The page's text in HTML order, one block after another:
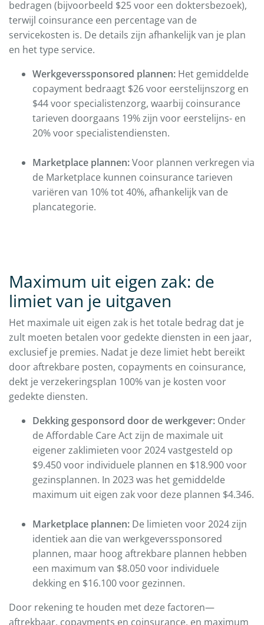
bedragen (bijvoorbeeld $25 voor een doktersbezoek),
terwijl coinsurance een percentage van de
servicekosten is. De details zijn afhankelijk van je plan
en het type service.
Werkgeverssponsored plannen: Het gemiddelde
copayment bedraagt $26 voor eerstelijnszorg en
$44 voor specialistenzorg, waarbij coinsurance
tarieven doorgaans 19% zijn voor eerstelijns- en
20% voor specialistendiensten.
Marketplace plannen:Voor plannen verkregen via
de Marketplace kunnen coinsurance tarieven
variëren van 10% tot 40%, afhankelijk van de
plancategorie.
Maximum uit eigen zak: de
limiet van je uitgaven
Het maximale uit eigen zak is het totale bedrag dat je
zult moeten betalen voor gedekte diensten in een jaar,
exclusief je premies. Nadat je deze limiet hebt bereikt
door aftrekbare posten, copayments en coinsurance,
dekt je verzekeringsplan 100% van je kosten voor
gedekte diensten.
Dekking gesponsord door de werkgever: Onder
de Affordable Care Act zijn de maximale uit
eigener zaklimieten voor 2024 vastgesteld op
$9.450 voor individuele plannen en $18.900 voor
gezinsplannen. In 2023 was het gemiddelde
maximum uit eigen zak voor deze plannen $4.346.
Marketplace plannen: De limieten voor 2024 zijn
identiek aan die van werkgeverssponsored
plannen, maar hoog aftrekbare plannen hebben
een maximum van $8.050 voor individuele
dekking en $16.100 voor gezinnen.
Door rekening te houden met deze factoren—
aftrekbaar, copayments en coinsurance, en maximum